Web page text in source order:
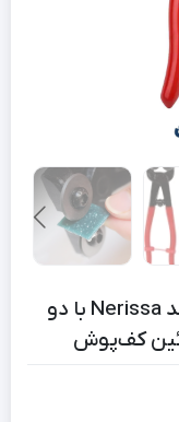
انبر ابزار وکاتر کاشی حرفه‌ای برند Nerissa با دو
کف‌پوش